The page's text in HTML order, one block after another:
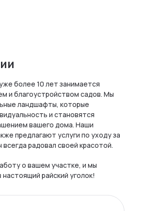
более 10 лет занимается
и благоустройством садов. Мы
ландшафты, которые
и становятся
вашего дома. Наши
предлагают услуги по уходу за
радовал своей красотой.
о вашем участке, и мы
райский уголок!